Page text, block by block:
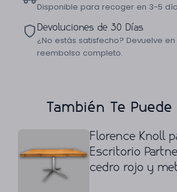
Disponible para recoger en 3-5
Devoluciones de 30 Días
¿No estás satisfecho? Devuelve
reembolso completo.
También Te Puede
Florence Knoll
Escritorio
cedro rojo y